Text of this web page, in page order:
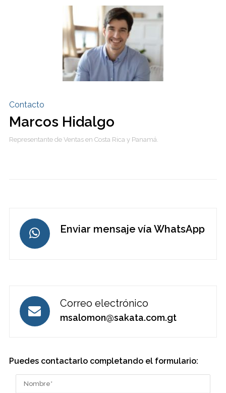
Contacto
Marcos Hidalgo
Representante de Ventas en Costa Rica y Panamá.
Enviar mensaje vía WhatsApp
Correo electrónico
msalomon@sakata.com.gt
Puedes contactarlo completando el formulario: